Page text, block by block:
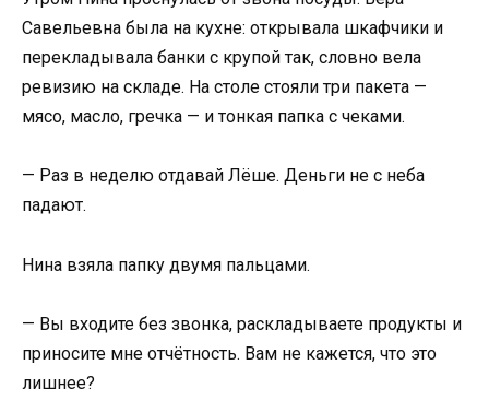
Савельевна была на кухне: открывала шкафчики и
перекладывала банки с крупой так, словно вела
ревизию на складе. На столе стояли три пакета —
мясо, масло, гречка — и тонкая папка с чеками.
— Раз в неделю отдавай Лёше. Деньги не с неба
падают.
Нина взяла папку двумя пальцами.
— Вы входите без звонка, раскладываете продукты и
приносите мне отчётность. Вам не кажется, что это
лишнее?